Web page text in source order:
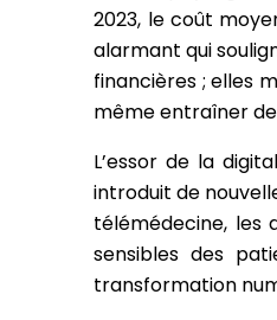
2023, le coût
alarmant qui
financières ; elles
même entraîner
L’essor de la
introduit de
télémédecine, les
sensibles des
transformation